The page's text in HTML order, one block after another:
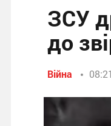
ЗСУ
до
Війна